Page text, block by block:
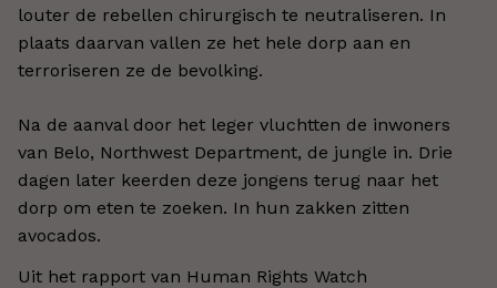
louter de rebellen chirurgisch te neutraliseren. In
plaats daarvan vallen ze het hele dorp aan en
terroriseren ze de bevolking.
Na de aanval door het leger vluchtten de inwoners
van Belo, Northwest Department, de jungle in. Drie
dagen later keerden deze jongens terug naar het
dorp om eten te zoeken. In hun zakken zitten
avocados.
Uit het rapport van Human Rights Watch